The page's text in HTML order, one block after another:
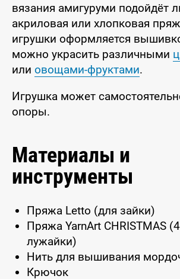
вязания амигуруми подойдёт
акриловая или хлопковая
игрушки оформляется
можно украсить различными
или овощами-фруктами.
Игрушка может
опоры.
Материалы и
инструменты
Пряжа Letto (для зайки)
Пряжа YarnArt CHRISTMAS
лужайки)
Нить для вышивания
Крючок